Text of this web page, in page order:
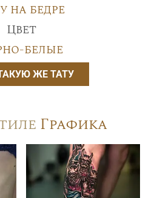
на бедре
Цвет
белые
ЖЕ ТАТУ
Графика